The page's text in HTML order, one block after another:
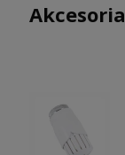
Akcesoria